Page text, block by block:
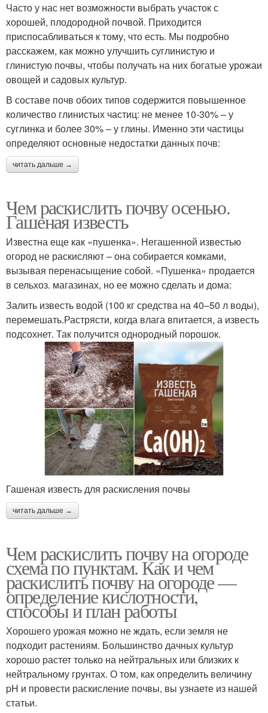
Часто у нас нет возможности выбрать участок с
хорошей, плодородной почвой. Приходится
приспосабливаться к тому, что есть. Мы подробно
расскажем, как можно улучшить суглинистую и
глинистую почвы, чтобы получать на них богатые урожаи
овощей и садовых культур.
В составе почв обоих типов содержится повышенное
количество глинистых частиц: не менее 10-30% – у
суглинка и более 30% – у глины. Именно эти частицы
определяют основные недостатки данных почв:
читать дальше →
Чем раскислить почву осенью.
Гашеная известь
Известна еще как «пушенка». Негашенной известью
огород не раскисляют – она собирается комками,
вызывая перенасыщение собой. «Пушенка» продается
в сельхоз. магазинах, но ее можно сделать и дома:
Залить известь водой (100 кг средства на 40–50 л воды),
перемешать.Растрясти, когда влага впитается, а известь
подсохнет. Так получится однородный порошок.
Гашеная известь для раскисления почвы
читать дальше →
Чем раскислить почву на огороде
схема по пунктам. Как и чем
раскислить почву на огороде —
определение кислотности,
способы и план работы
Хорошего урожая можно не ждать, если земля не
подходит растениям. Большинство дачных культур
хорошо растет только на нейтральных или близких к
нейтральному грунтах. О том, как определить величину
pH и провести раскисление почвы, вы узнаете из нашей
статьи.